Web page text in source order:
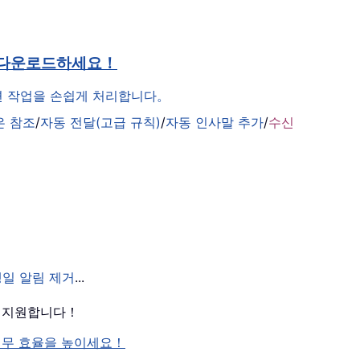
운로드하세요！
업을 손쉽게 처리합니다。
참조/자동 전달(고급 규칙)/자동 인사말 추가/수신
알림 제거...
원합니다！
효율을 높이세요！